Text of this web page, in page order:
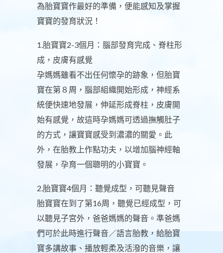
為胎寶寶作最好的準備，便能感知及掌握
寶寶的發育狀況！
1.胎寶寶2-3個月：腦部發育完成、脊柱形
成，皮膚有感覺
孕媽媽雖看不出任何懷孕的跡象，但胎寶
寶在第８周，腦部組織開始形成，神經系
統便快速地發展，伸延形成脊柱，皮膚開
始有感覺，故這時孕媽媽可透過撫觸肚子
的方式，讓寶寶感受到濃濃的關愛。此
外，在胎教上作點功夫，以增加腦神經軸
發展，孕育一個聰明的小寶寶。
2.胎寶寶4個月：聽覺成型，可聽見聲音
胎寶寶在到了第16周，聽覺已經成型，可
以聽見子宮外，爸爸媽媽的聲音。準爸媽
們可於此時進行聲音／語言胎教，給胎寶
寶多講故事、播放輕柔及活潑的音樂，讓